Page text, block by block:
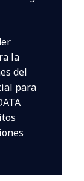
la
del
para